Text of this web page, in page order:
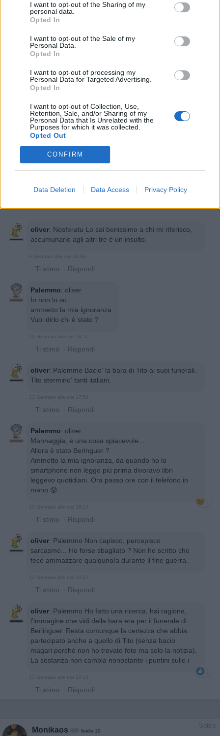
I want to opt-out of the Sharing of my
personal data.
Opted In
I want to opt-out of the Sale of my
Personal Data.
Opted In
I want to opt-out of processing my
Personal Data for Targeted Advertising.
Opted In
I want to opt-out of Collection, Use,
Retention, Sale, and/or Sharing of my
Personal Data that Is Unrelated with the
Purposes for which it was collected.
Opted Out
CONFIRM
Data Deletion Data Access Privacy Policy
Stime: 13 Commenti: 8
Ti stimo fratello
Salva
Coraggio·Uomini di una volta·Alessandro Pertini·Berlinguer·Giovanni
oliver: Nosferatu Lo sai benissimo a chi mi riferisco,
accumunarlo agli altri tre è un insulto.
9 Gennaio alle ore 18:04
· Ti stimo · Rispondi
Palemmo: oliver
Io non lo so
ammetto la mia ignoranza
Vuoi dirlo chi è stato ?
13 Gennaio alle ore 14:50
· Ti stimo · Rispondi
oliver: Palemmo Bacio' la bara di Tito ai suoi funerali.
Tito stermino' tanti italiani.
13 Gennaio alle ore 17:51
· Ti stimo · Rispondi
Palemmo: oliver
Mannaggia, e una cosa spiacevole...
Allora è stato Beringuer ?
Ammetto la mia ignoranza, da quando ho lo
smartphone non leggo più prima divoravo libri
leggevo quotidiani. Ora passo ore con il telefono in
mano 😰
1
13 Gennaio alle ore 19:17
· Ti stimo · Rispondi
oliver: Palemmo Non capisco, percepisco
sarcasmo... Ho forse sbagliato ? Non ho scritto che
fece ammazzare qualquno/a durante il fine guerra.
13 Gennaio alle ore 19:27
· Ti stimo · Rispondi
oliver: Palemmo Ho fatto una ricerca, hai ragione,
l'immagine che vidi della bara era per il funerale di
Berlinguer. Resta comunque la certezza che abbia
partecipato anche a quello di Tito (senza bacio
magari perchè non ho trovato foto ma solo la notizia).
La sostanza non cambia nonostante i puntini sulle i
1
13 Gennaio alle ore 20:14
· Ti stimo · Rispondi
Satira
Monikaos livello 10